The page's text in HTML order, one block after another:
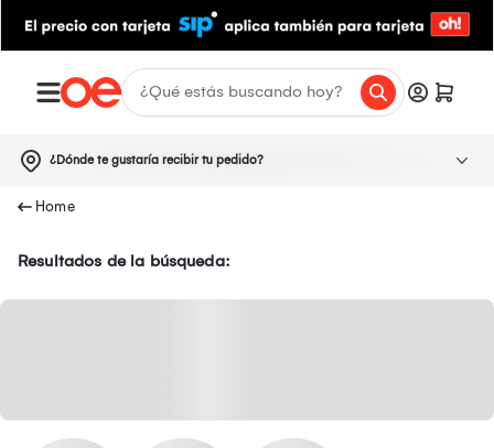
¿Dónde te gustaría recibir tu pedido?
Resultados de la búsqueda: